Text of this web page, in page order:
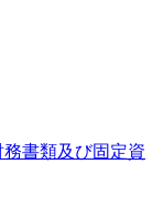
書類及び固定資